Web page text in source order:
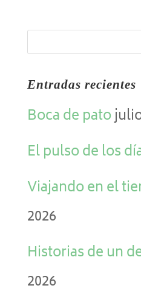
Entradas recientes
Boca de pato
El pulso de los
Viajando en el
2026
Historias de un
2026